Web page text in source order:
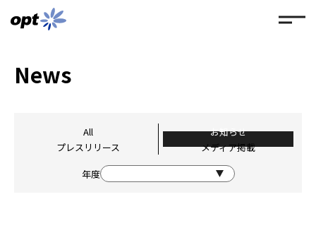
News
All
お知らせ
プレスリリース
メディア掲載
年度